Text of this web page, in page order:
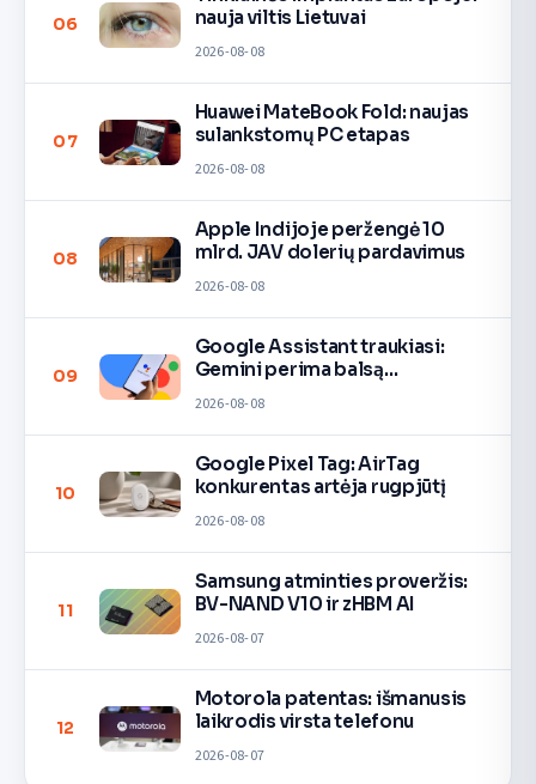
06
nauja viltis Lietuvai
2026-08-08
07
Huawei MateBook Fold: naujas
sulankstomų PC etapas
2026-08-08
08
Apple Indijoje peržengė 10
mlrd. JAV dolerių pardavimus
2026-08-08
09
Google Assistant traukiasi:
Gemini perima balsą
2026-08-08
10
Google Pixel Tag: AirTag
konkurentas artėja rugpjūtį
2026-08-08
11
Samsung atminties proveržis:
BV-NAND V10 ir zHBM AI
2026-08-07
12
Motorola patentas: išmanusis
laikrodis virsta telefonu
2026-08-07